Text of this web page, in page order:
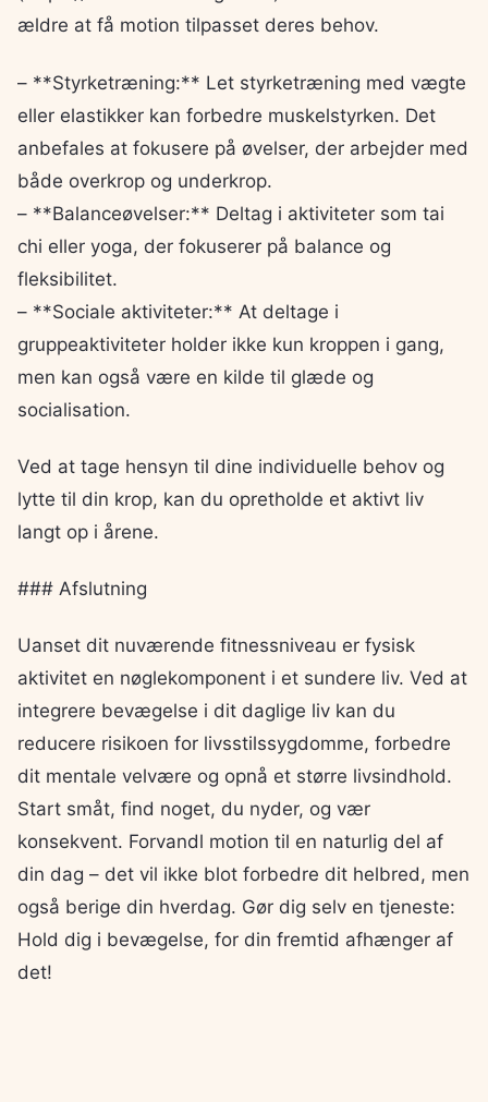
ældre at få motion tilpasset deres behov.
– **Styrketræning:** Let styrketræning med vægte
eller elastikker kan forbedre muskelstyrken. Det
anbefales at fokusere på øvelser, der arbejder med
både overkrop og underkrop.
– **Balanceøvelser:** Deltag i aktiviteter som tai
chi eller yoga, der fokuserer på balance og
fleksibilitet.
– **Sociale aktiviteter:** At deltage i
gruppeaktiviteter holder ikke kun kroppen i gang,
men kan også være en kilde til glæde og
socialisation.
Ved at tage hensyn til dine individuelle behov og
lytte til din krop, kan du opretholde et aktivt liv
langt op i årene.
### Afslutning
Uanset dit nuværende fitnessniveau er fysisk
aktivitet en nøglekomponent i et sundere liv. Ved at
integrere bevægelse i dit daglige liv kan du
reducere risikoen for livsstilssygdomme, forbedre
dit mentale velvære og opnå et større livsindhold.
Start småt, find noget, du nyder, og vær
konsekvent. Forvandl motion til en naturlig del af
din dag – det vil ikke blot forbedre dit helbred, men
også berige din hverdag. Gør dig selv en tjeneste:
Hold dig i bevægelse, for din fremtid afhænger af
det!